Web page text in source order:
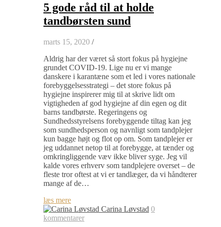
5 gode råd til at holde
tandbørsten sund
marts 15, 2020 /
Aldrig har der været så stort fokus på hygiejne
grundet COVID-19. Lige nu er vi mange
danskere i karantæne som et led i vores nationale
forebyggelsesstrategi – det store fokus på
hygiejne inspirerer mig til at skrive lidt om
vigtigheden af god hygiejne af din egen og dit
barns tandbørste. Regeringens og
Sundhedsstyrelsens forebyggende tiltag kan jeg
som sundhedsperson og navnligt som tandplejer
kun bagge højt og flot op om. Som tandplejer er
jeg uddannet netop til at forebygge, at tænder og
omkringliggende væv ikke bliver syge. Jeg vil
kalde vores erhverv som tandplejere overset – de
fleste tror oftest at vi er tandlæger, da vi håndterer
mange af de…
læs mere
Carina Løvstad 0
kommentarer